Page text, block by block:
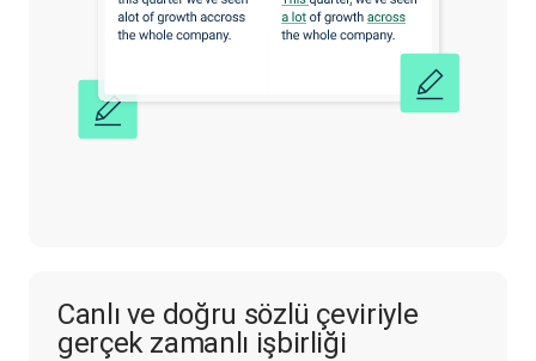
Canlı ve doğru sözlü çeviriyle
gerçek zamanlı işbirliği